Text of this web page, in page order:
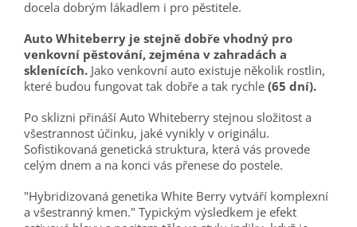
docela dobrým lákadlem i pro pěstitele.
Auto Whiteberry je stejně dobře vhodný pro
venkovní pěstování, zejména v zahradách a
sklenících. Jako venkovní auto existuje několik rostlin,
které budou fungovat tak dobře a tak rychle (65 dní).
Po sklizni přináší Auto Whiteberry stejnou složitost a
všestrannost účinku, jaké vynikly v originálu.
Sofistikovaná genetická struktura, která vás provede
celým dnem a na konci vás přenese do postele.
"Hybridizovaná genetika White Berry vytváří komplexní
a všestranný kmen." Typickým výsledkem je efekt